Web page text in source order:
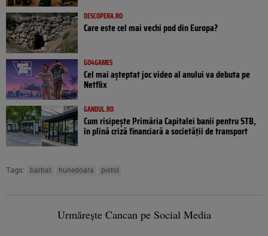
DESCOPERA.RO
Care este cel mai vechi pod din Europa?
GO4GAMES
Cel mai așteptat joc video al anului va debuta pe
Netflix
GANDUL.RO
Cum risipește Primăria Capitalei banii pentru STB,
în plină criză financiară a societății de transport
Tags: barbat hunedoara pistol
Urmărește Cancan pe Social Media